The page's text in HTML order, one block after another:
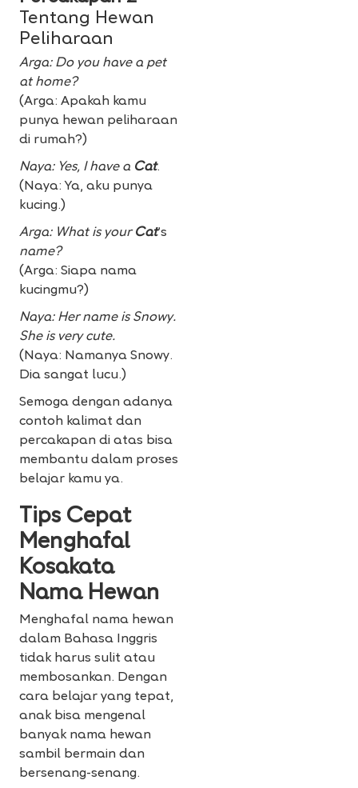
Tentang Hewan
Peliharaan
Arga: Do you have a pet
at home?
(Arga: Apakah kamu
punya hewan peliharaan
di rumah?)
Naya: Yes, I have a Cat.
(Naya: Ya, aku punya
kucing.)
Arga: What is your Cat’s
name?
(Arga: Siapa nama
kucingmu?)
Naya: Her name is Snowy.
She is very cute.
(Naya: Namanya Snowy.
Dia sangat lucu.)
Semoga dengan adanya
contoh kalimat dan
percakapan di atas bisa
membantu dalam proses
belajar kamu ya.
Tips Cepat
Menghafal
Kosakata
Nama Hewan
Menghafal nama hewan
dalam Bahasa Inggris
tidak harus sulit atau
membosankan. Dengan
cara belajar yang tepat,
anak bisa mengenal
banyak nama hewan
sambil bermain dan
bersenang-senang.